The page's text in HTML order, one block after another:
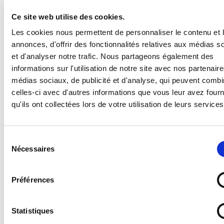
Ce site web utilise des cookies.
Les cookies nous permettent de personnaliser le contenu et
annonces, d'offrir des fonctionnalités relatives aux médias
et d'analyser notre trafic. Nous partageons également des
informations sur l'utilisation de notre site avec nos
médias sociaux, de publicité et d'analyse, qui peuvent
celles-ci avec d'autres informations que vous leur avez
qu'ils ont collectées lors de votre utilisation de leurs
Nécessaires
Préférences
Statistiques
Panneau Stationnement Interdit Accès Pompiers
Supports disponibles :
- Forex 2 mm (pvc expansé pour un panneau en
plastique standard, léger et résistant)
- Vitrophanie (autocollant à poser sur une vitre en
intérieur pour une visibilité de l'extérieur)
- Vinyle adhésif (autocollant standard)
- Plexi 3 mm (plexiglas transparent)
Quel support choisir ?